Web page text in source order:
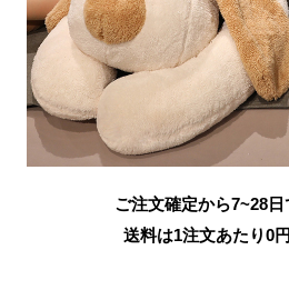
ご注文確定から7~28
送料は1注文あたり0